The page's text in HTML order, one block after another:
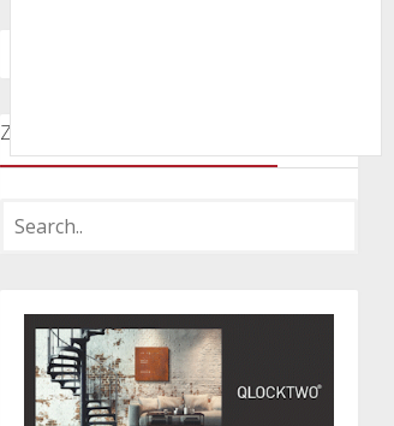
Zoeken door onze nieuwsartikelen